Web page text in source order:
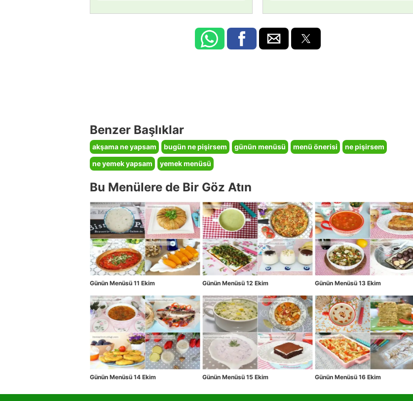
Benzer Başlıklar
akşama ne yapsam bugün ne pişirsem günün menüsü menü önerisi
ne pişirsem
ne yemek yapsam
yemek menüsü
Bu Menülere de Bir Göz Atın
Günün Menüsü 11 Ekim Günün Menüsü 12 Ekim Günün Menüsü 13 Ekim
Günün Menüsü 14 Ekim Günün Menüsü 15 Ekim Günün Menüsü 16 Ekim